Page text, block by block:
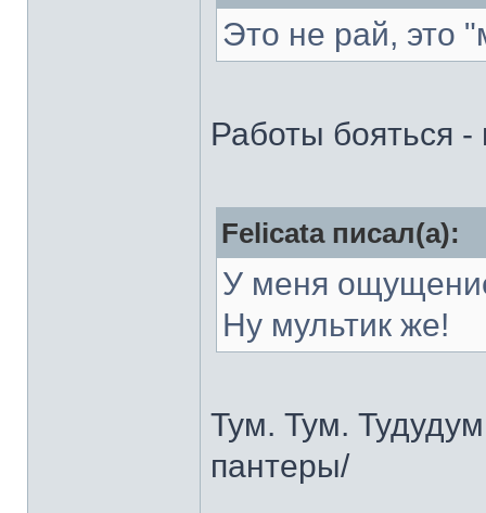
Это не рай, это
Работы бояться -
Felicata писал(а):
У меня
Ну мультик же!
Тум. Тум.
пантеры/